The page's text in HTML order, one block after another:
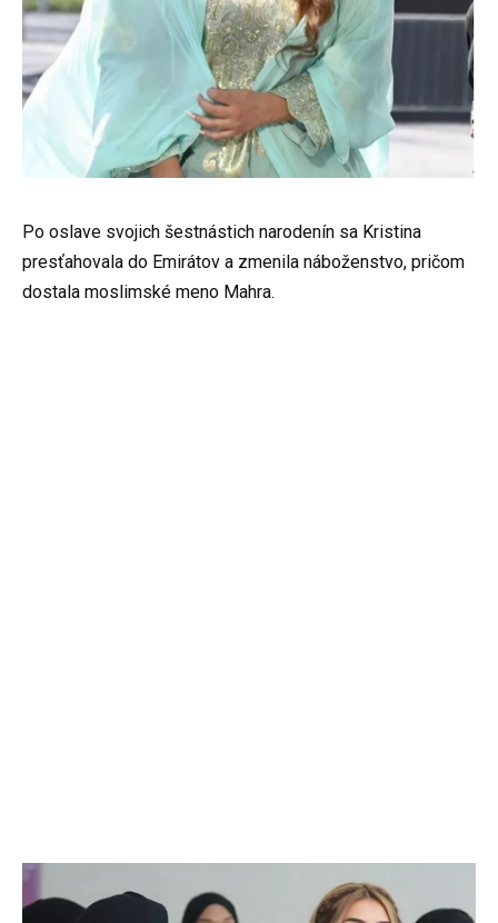
Po oslave svojich šestnástich narodenín sa Kristina
presťahovala do Emirátov a zmenila náboženstvo, pričom
dostala moslimské meno Mahra.